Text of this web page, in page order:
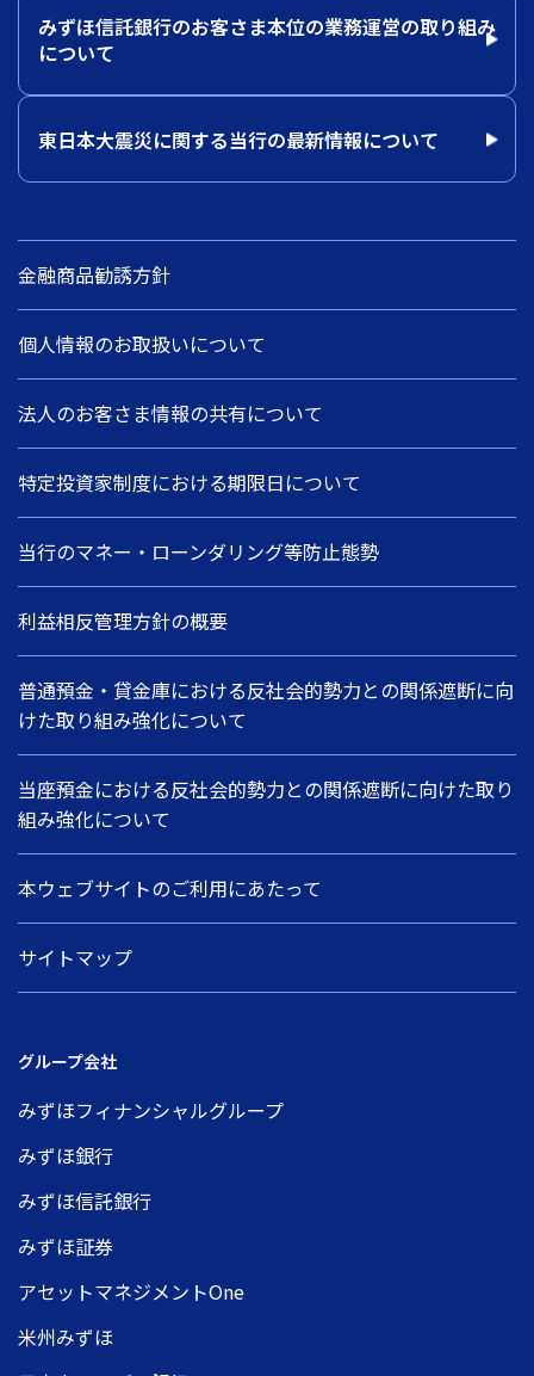
みずほ信託銀行のお客さま本位の業務運営の取り組み
について
東日本大震災に関する当行の最新情報について
金融商品勧誘方針
個人情報のお取扱いについて
法人のお客さま情報の共有について
特定投資家制度における期限日について
当行のマネー・ローンダリング等防止態勢
利益相反管理方針の概要
普通預金・貸金庫における反社会的勢力との関係遮断に向
けた取り組み強化について
当座預金における反社会的勢力との関係遮断に向けた取り
組み強化について
本ウェブサイトのご利用にあたって
サイトマップ
グループ会社
みずほフィナンシャルグループ
みずほ銀行
みずほ信託銀行
みずほ証券
アセットマネジメントOne
米州みずほ